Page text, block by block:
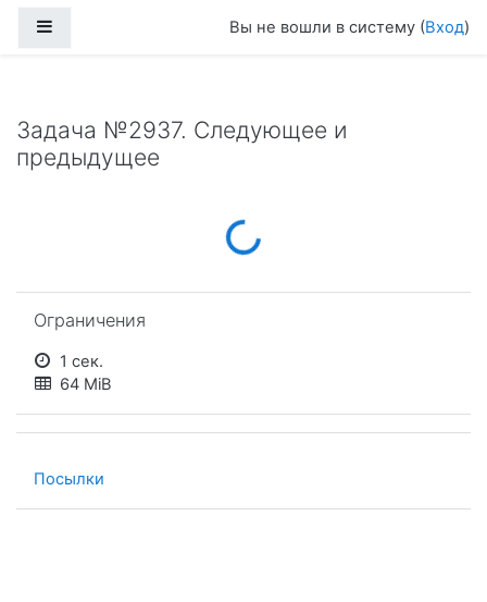
Вы не вошли в систему (Вход)
Задача №2937. Следующее и
предыдущее
Loading...
Ограничения
1 сек.
64 MiB
Посылки